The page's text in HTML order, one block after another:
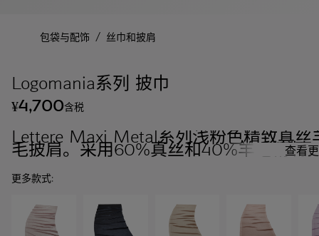
包袋与配饰 / 丝巾和披肩
Logomania系列 披巾
¥4,700含税
Lettere Maxi Metal系列浅粉色精致真丝
毛披肩。采用60%真丝和40%羊毛精制
查看
更多款式: